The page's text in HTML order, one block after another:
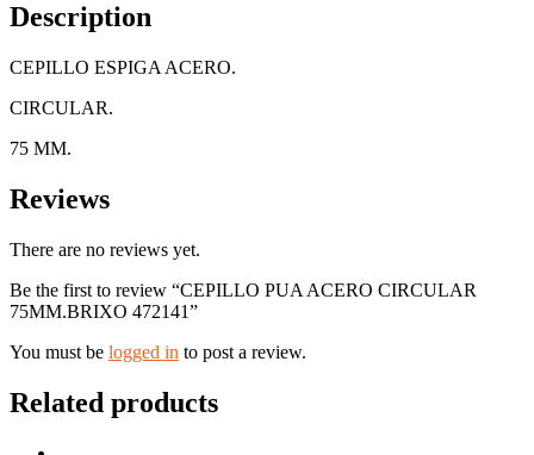
Description
CEPILLO ESPIGA ACERO.
CIRCULAR.
75 MM.
Reviews
There are no reviews yet.
Be the first to review “CEPILLO PUA ACERO CIRCULAR
75MM.BRIXO 472141”
You must be logged in to post a review.
Related products